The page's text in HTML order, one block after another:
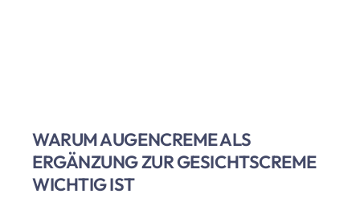
WARUM AUGENCREME ALS
ERGÄNZUNG ZUR GESICHTSCREME
WICHTIG IST